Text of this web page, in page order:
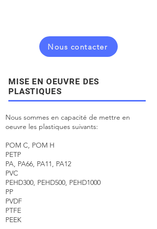
Nous contacter
MISE EN OEUVRE DES
PLASTIQUES
Nous sommes en capacité de mettre en
oeuvre les plastiques suivants:
POM C, POM H
PETP
PA, PA66, PA11, PA12
PVC
PEHD300, PEHD500, PEHD1000
PP
PVDF
PTFE
PEEK